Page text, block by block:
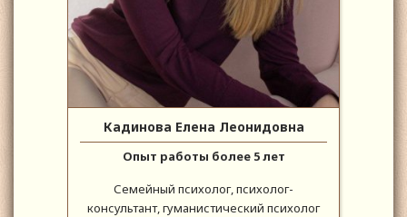
Кадинова Елена Леонидовна
Опыт работы более 5 лет
Семейный психолог, психолог-
консультант, гуманистический психолог